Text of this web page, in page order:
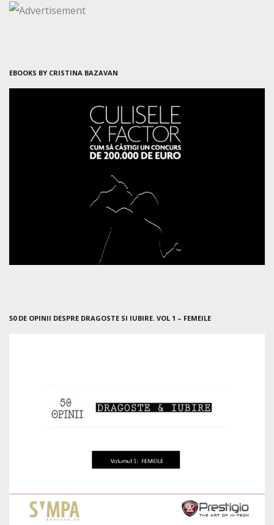
EBOOKS BY CRISTINA BAZAVAN
50 DE OPINII DESPRE DRAGOSTE SI IUBIRE. VOL 1 – FEMEILE